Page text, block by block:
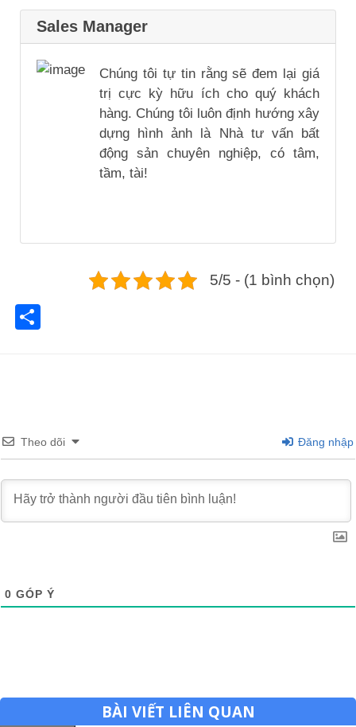
Sales Manager
Chúng tôi tự tin rằng sẽ đem lại giá
trị cực kỳ hữu ích cho quý khách
hàng. Chúng tôi luôn định hướng xây
dựng hình ảnh là Nhà tư vấn bất
động sản chuyên nghiệp, có tâm,
tầm, tài!
5/5 - (1 bình chọn)
Theo dõi Đăng nhập
0 GÓP Ý
BÀI VIẾT LIÊN QUAN